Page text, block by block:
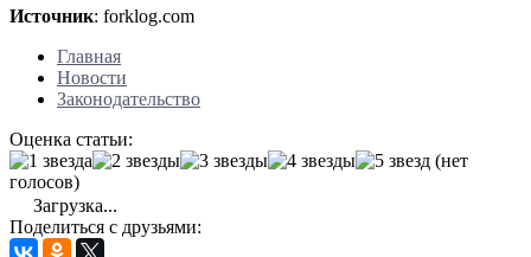
Источник: forklog.com
Главная
Новости
Законодательство
Оценка статьи:
(нет
голосов)
Загрузка...
Поделиться с друзьями: